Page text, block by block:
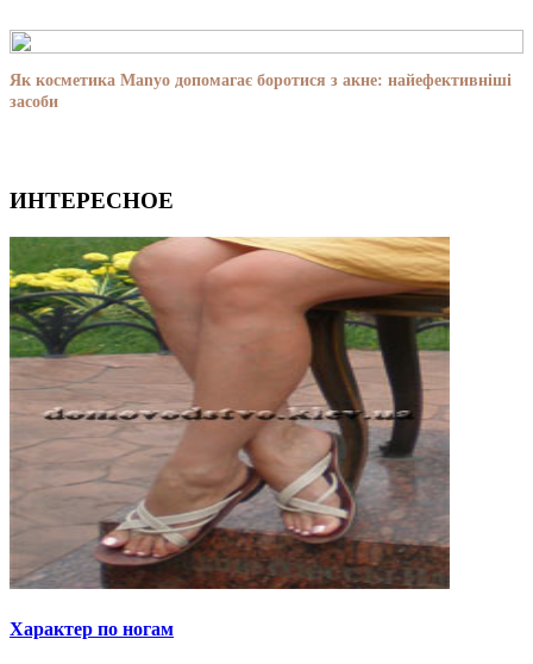
Як косметика Manyo допомагає боротися з акне: найефективніші
засоби
ИНТЕРЕСНОЕ
Характер по ногам